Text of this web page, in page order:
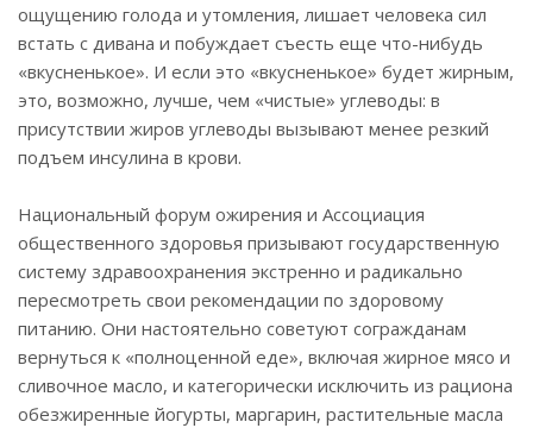
ощущению голода и утомления, лишает человека сил
встать с дивана и побуждает съесть еще что-нибудь
«вкусненькое». И если это «вкусненькое» будет жирным,
это, возможно, лучше, чем «чистые» углеводы: в
присутствии жиров углеводы вызывают менее резкий
подъем инсулина в крови.
Национальный форум ожирения и Ассоциация
общественного здоровья призывают государственную
систему здравоохранения экстренно и радикально
пересмотреть свои рекомендации по здоровому
питанию. Они настоятельно советуют согражданам
вернуться к «полноценной еде», включая жирное мясо и
сливочное масло, и категорически исключить из рациона
обезжиренные йогурты, маргарин, растительные масла